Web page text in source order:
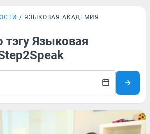
ЯЗЫКОВАЯ АКАДЕМИЯ
тэгу Языковая